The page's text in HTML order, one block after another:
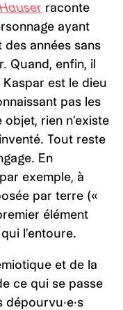
raconte
ayant
années sans
Quand, enfin, il
est le dieu
pas les
rien n’existe
Tout reste
En
exemple, à
par terre («
élément
l’entoure.
et de la
ce qui se passe